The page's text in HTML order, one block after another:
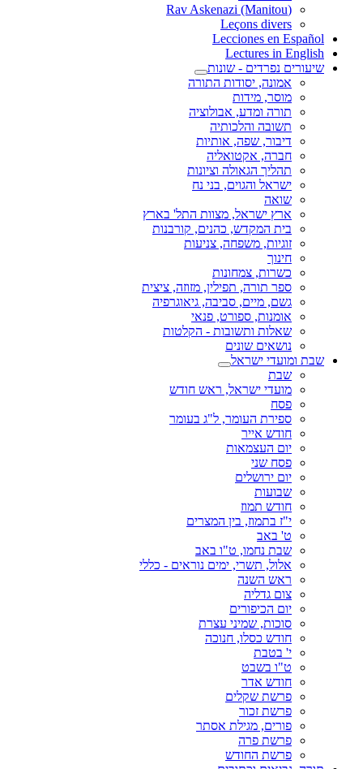
(Rav Askenazi (Manitou
Leçons divers
Lecciones en Español
Lectures in English
שיעורים נפרדים - שונות
אמונה, יסודות התורה
מוסר, מידות
תורה ומדע, אבולוציה
תשובה והלכותיה
דיבור, שפה, אותיות
חברה, אקטואליה
תהליך הגאולה וציונות
ישראל והגוים, בני נח
שואה
ארץ ישראל, מצוות התל' בארץ
בית המקדש, כהנים, קורבנות
זוגיות, משפחה, צניעות
חינוך
כשרות, צמחונות
ספר תורה, תפילין, מזוזה, ציצית
גשם, מיים, סביבה, גיאוגרפיה
אומנות, ספורט, פנאי
שאלות ותשובות - הקלטות
נושאים שונים
שבת ומועדי ישראל
שבת
מועדי ישראל, ראש חודש
פסח
ספירת העומר, ל"ג בעומר
חודש אייר
יום העצמאות
פסח שני
יום ירושלים
שבועות
חודש תמוז
י"ז בתמוז, בין המצרים
ט' באב
שבת נחמו, ט"ו באב
אלול, תשרי, ימים נוראים - כללי
ראש השנה
צום גדליה
יום הכיפורים
סוכות, שמיני עצרת
חודש כסלו, חנוכה
י' בטבת
ט"ו בשבט
חודש אדר
פרשת שקלים
פרשת זכור
פורים, מגילת אסתר
פרשת פרה
פרשת החודש